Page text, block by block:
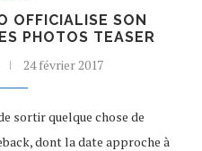
OFFICIALISE SON
PHOTOS TEASER
24 février 2017
sortir quelque chose de
dont la date approche à